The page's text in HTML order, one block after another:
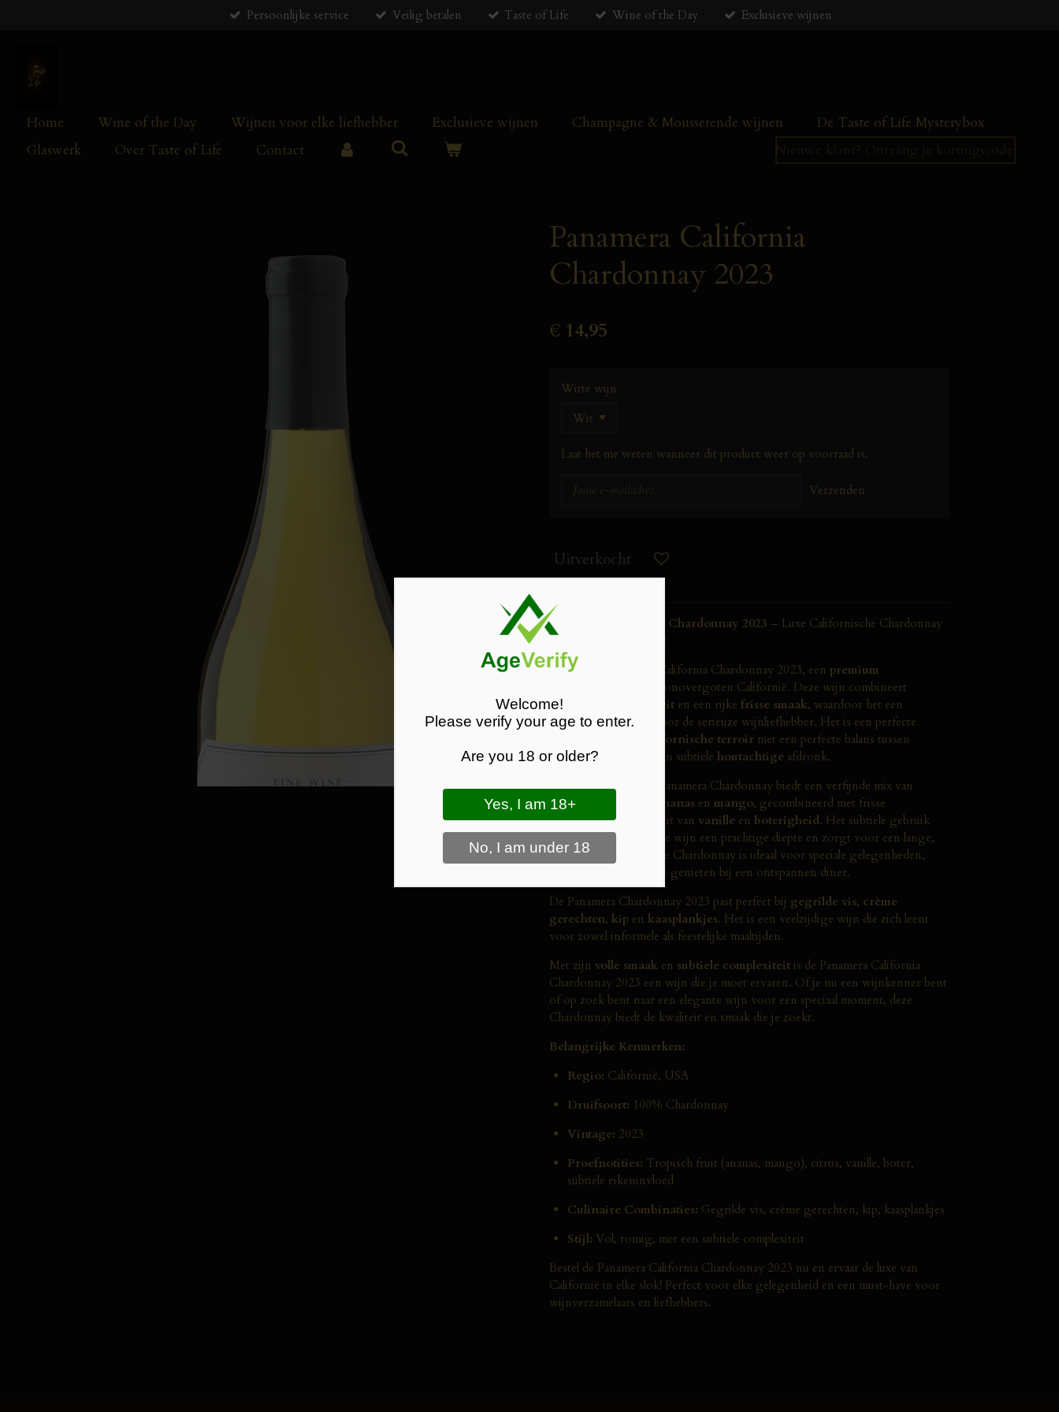
hoofdinhoud
Persoonlijke service Veilig betalen Taste of Life Wine of the Day Exclusieve wijnen
Home Wine of the Day Wijnen voor elke liefhebber Exclusieve wijnen Champagne & Mousserende wijnen
De Taste of Life Mysterybox
Glaswerk
Over Taste of Life Contact
Panamera California
Chardonnay 2023
€ 14,95
Witte wijn
Laat het me weten wanneer dit product weer op voorraad is.
Verzenden
Uitverkocht
Panamera California Chardonnay 2023 – Luxe Californische Chardonnay
met Diepte en Karakter
Ontdek de Panamera California Chardonnay 2023, een premium
uit het zonovergoten Californië. Deze wijn combineert
elegantie
complexiteit en een rijke frisse smaak, waardoor het een
uitstekende keuze is voor de serieuze wijnliefhebber. Het is een perfecte
Californische terroir met een perfecte balans tussen
fruitige smaken
en een subtiele houtachtige afdronk.
De 2023 vintage van Panamera Chardonnay biedt een verfijnde mix van
tropisch fruit
ananas en mango, gecombineerd met frisse
citrusnotenen een hint van vanille en boterigheid. Het subtiele gebruik
vaneikenhout
geeft de wijn een prachtige diepte en zorgt voor een lange,
romige afdronk
. Deze Chardonnay is ideaal voor speciale gelegenheden,
maar ook perfect om te genieten bij een ontspannen diner.
De Panamera Chardonnay 2023 past perfect bij gegrilde vis, crème
gerechten, kip en kaasplankjes. Het is een veelzijdige wijn die zich leent
voor zowel informele als feestelijke maaltijden.
Met zijn volle smaak en subtiele complexiteit is de Panamera California
Chardonnay 2023 een wijn die je moet ervaren. Of je nu een wijnkenner bent
of op zoek bent naar een elegante wijn voor een speciaal moment, deze
Chardonnay biedt de kwaliteit en smaak die je zoekt.
Belangrijke Kenmerken:
Regio: Californië, USA
Druifsoort: 100% Chardonnay
Vintage: 2023
Proefnotities: Tropisch fruit (ananas, mango), citrus, vanille, boter,
subtiele eikeninvloed
Culinaire Combinaties: Gegrilde vis, crème gerechten, kip, kaasplankjes
Stijl: Vol, romig, met een subtiele complexiteit
Bestel de Panamera California Chardonnay 2023 nu en ervaar de luxe van
Californië in elke slok! Perfect voor elke gelegenheid en een must-have voor
wijnverzamelaars en liefhebbers.
Welcome!
Please verify your age to enter.
Are you 18 or older?